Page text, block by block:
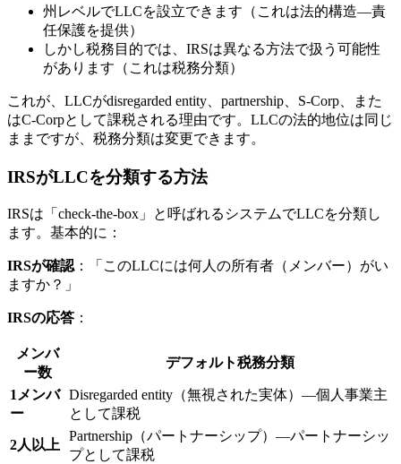
州レベルでLLCを設立できます（これは法的構造—責
任保護を提供）
しかし税務目的では、IRSは異なる方法で扱う可能性
があります（これは税務分類）
これが、LLCがdisregarded entity、partnership、S-Corp、また
はC-Corpとして課税される理由です。LLCの法的地位は同じ
ままですが、税務分類は変更できます。
IRSがLLCを分類する方法
IRSは「check-the-box」と呼ばれるシステムでLLCを分類し
ます。基本的に：
IRSが確認：「このLLCには何人の所有者（メンバー）がい
ますか？」
IRSの応答 ：
メンバ
ー数
デフォルト税務分類
1メンバ
ー
Disregarded entity（無視された実体）—個人事業主
として課税
2人以上
Partnership（パートナーシップ）—パートナーシッ
プとして課税